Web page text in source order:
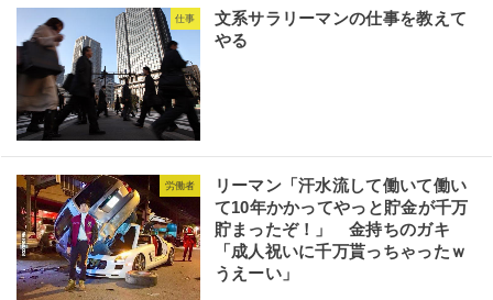
仕事
文系サラリーマンの仕事を教えて
やる
労働者
リーマン「汗水流して働いて働い
て10年かかってやっと貯金が千万
貯まったぞ！」 金持ちのガキ
「成人祝いに千万貰っちゃったｗ
うえーい」